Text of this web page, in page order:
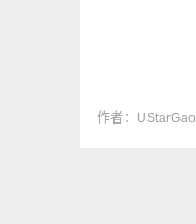
作者：UStarGao